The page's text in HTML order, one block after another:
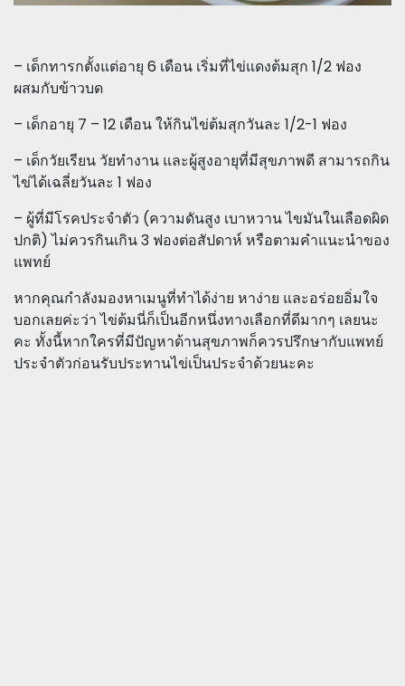
– เด็กทารกตั้งแต่อายุ 6 เดือน เริ่มที่ไข่แดงต้มสุก 1/2 ฟอง
ผสมกับข้าวบด
– เด็กอายุ 7 – 12 เดือน ให้กินไข่ต้มสุกวันละ 1/2-1 ฟอง
– เด็กวัยเรียน วัยทำงาน และผู้สูงอายุที่มีสุขภาพดี สามารถกิน
ไข่ได้เฉลี่ยวันละ 1 ฟอง
– ผู้ที่มีโรคประจำตัว (ความดันสูง เบาหวาน ไขมันในเลือดผิด
ปกติ) ไม่ควรกินเกิน 3 ฟองต่อสัปดาห์ หรือตามคำแนะนำของ
แพทย์
หากคุณกำลังมองหาเมนูที่ทำได้ง่าย หาง่าย และอร่อยอิ่มใจ
บอกเลยค่ะว่า ไข่ต้มนี่ก็เป็นอีกหนึ่งทางเลือกที่ดีมากๆ เลยนะ
คะ ทั้งนี้หากใครที่มีปัญหาด้านสุขภาพก็ควรปรึกษากับแพทย์
ประจำตัวก่อนรับประทานไข่เป็นประจำด้วยนะคะ